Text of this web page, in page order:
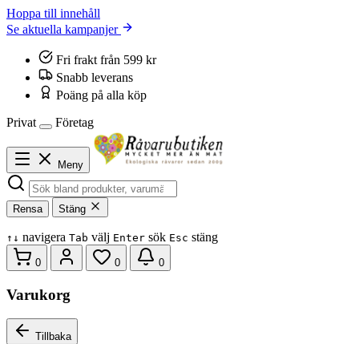
Hoppa till innehåll
Se aktuella kampanjer
Fri frakt från 599 kr
Snabb leverans
Poäng på alla köp
Privat
Företag
Meny
Rensa Stäng
↑ ↓ navigera Tab välj Enter sök Esc stäng
0 0 0
Varukorg
Tillbaka